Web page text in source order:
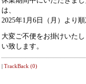
は、
2025年1月6日（月）より
大変ご不便をお掛けいた
い致します。
| TrackBack (0)